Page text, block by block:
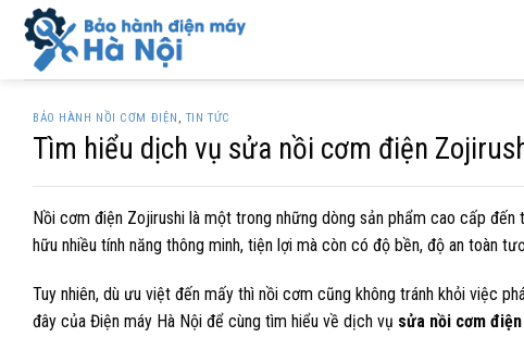
Skip
content
BẢO HÀNH NỒI CƠM ĐIỆN , TIN TỨC
Tìm hiểu dịch vụ sửa nồi cơm điện
Nồi cơm điện Zojirushi là một trong những dòng sản phẩm cao cấp
hữu nhiều tính năng thông minh, tiện lợi mà còn có độ bền, độ an toàn
Tuy nhiên, dù ưu việt đến mấy thì nồi cơm cũng không tránh khỏi việc
đây của Điện máy Hà Nội để cùng tìm hiểu về dịch vụ sửa nồi cơm